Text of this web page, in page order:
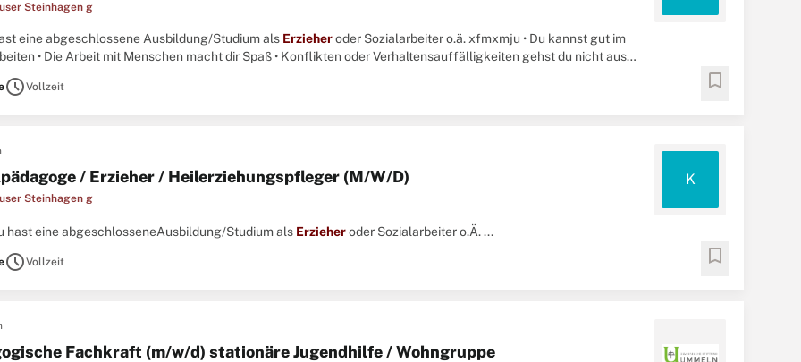
Steinhagen g
eine abgeschlossene Ausbildung/Studium als Erzieheroder Sozialarbeiter o.ä. xfmxmju • Du kannst gut im
• Die Arbeit mit Menschen macht dir Spaß • Konflikten oder Verhaltensauffälligkeiten gehst du nicht aus
scheduleVollzeit bookmark
/ Erzieher / Heilerziehungspfleger (M/W/D)
Steinhagen g
K
hast eine abgeschlosseneAusbildung/Studium als Erzieheroder Sozialarbeiter o.Ä. ...
scheduleVollzeit bookmark
Fachkraft (m/w/d) stationäre Jugendhilfe / Wohngruppe